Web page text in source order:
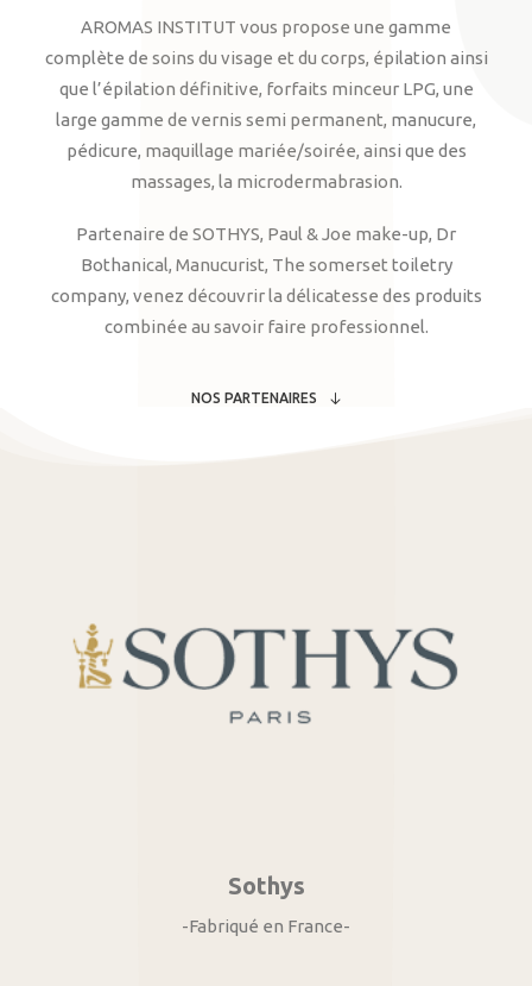
AROMAS INSTITUT vous propose une gamme
complète de soins du visage et du corps, épilation ainsi
que l’épilation définitive, forfaits minceur LPG, une
large gamme de vernis semi permanent, manucure,
pédicure, maquillage mariée/soirée, ainsi que des
massages, la microdermabrasion.
Partenaire de SOTHYS, Paul & Joe make-up, Dr
Bothanical, Manucurist, The somerset toiletry
company, venez découvrir la délicatesse des produits
combinée au savoir faire professionnel.
NOS PARTENAIRES
Sothys
-Fabriqué en France-